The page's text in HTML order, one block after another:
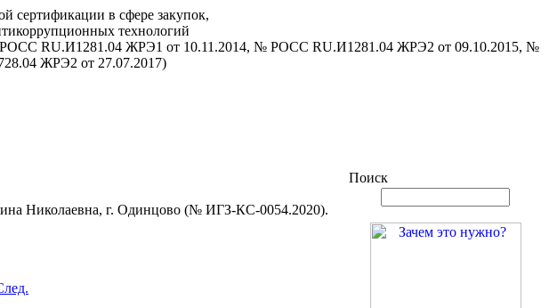
сертификации в сфере закупок,
технологий
RU.И1281.04 ЖРЭ1 от 10.11.2014, № РОСС RU.И1281.04 ЖРЭ2 от 09.10.2015, №
ЖРЭ2 от 27.07.2017)
Николаевна, г. Одинцово (№ ИГЗ-КС-0054.2020).
Поиск